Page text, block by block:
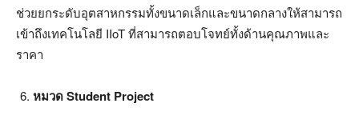
ช่วยยกระดับอุตสาหกรรมทั้งขนาดเล็กและขนาดกลางให้สามารถ
เข้าถึงเทคโนโลยี IIoT ที่สามารถตอบโจทย์ทั้งด้านคุณภาพและ
ราคา
หมวด Student Project